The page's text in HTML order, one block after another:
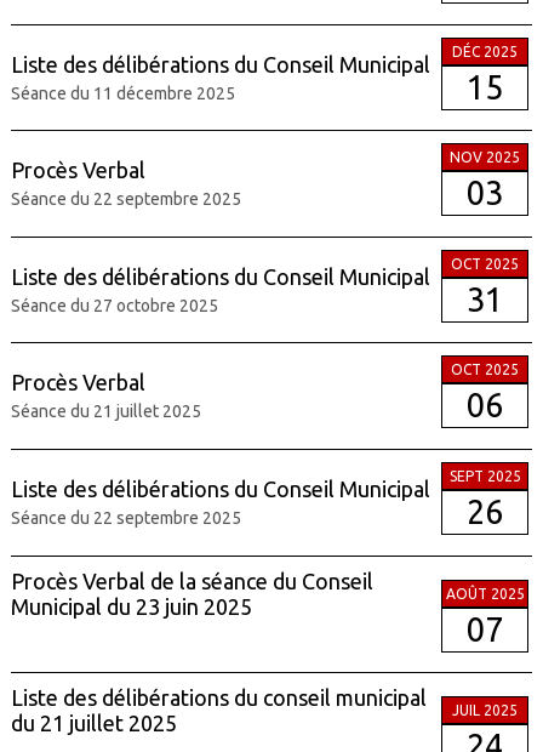
Liste des délibérations du Conseil Municipal
Séance du 11 décembre 2025
DÉC 2025
15
Procès Verbal
Séance du 22 septembre 2025
NOV 2025
03
Liste des délibérations du Conseil Municipal
Séance du 27 octobre 2025
OCT 2025
31
Procès Verbal
Séance du 21 juillet 2025
OCT 2025
06
Liste des délibérations du Conseil Municipal
Séance du 22 septembre 2025
SEPT 2025
26
Procès Verbal de la séance du Conseil
Municipal du 23 juin 2025
AOÛT 2025
07
Liste des délibérations du conseil municipal
du 21 juillet 2025
JUIL 2025